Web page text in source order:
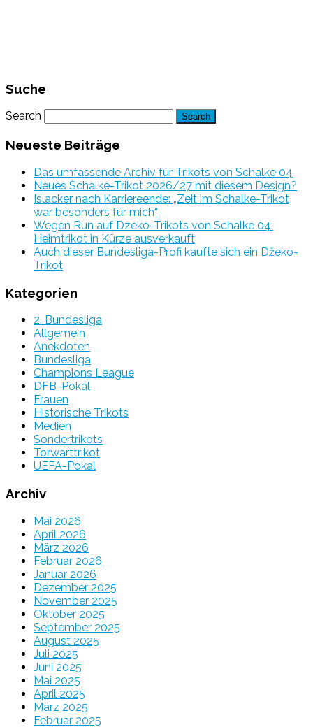
Suche
Search
Neueste Beiträge
Das umfassende Archiv für Trikots von Schalke 04
Neues Schalke-Trikot 2026/27 mit diesem Design?
Islacker nach Karriereende: „Zeit im Schalke-Trikot
war besonders für mich“
Wegen Run auf Dzeko-Trikots von Schalke 04:
Heimtrikot in Kürze ausverkauft
Auch dieser Bundesliga-Profi kaufte sich ein Džeko-
Trikot
Kategorien
2. Bundesliga
Allgemein
Anekdoten
Bundesliga
Champions League
DFB-Pokal
Frauen
Historische Trikots
Medien
Sondertrikots
Torwarttrikot
UEFA-Pokal
Archiv
Mai 2026
April 2026
März 2026
Februar 2026
Januar 2026
Dezember 2025
November 2025
Oktober 2025
September 2025
August 2025
Juli 2025
Juni 2025
Mai 2025
April 2025
März 2025
Februar 2025